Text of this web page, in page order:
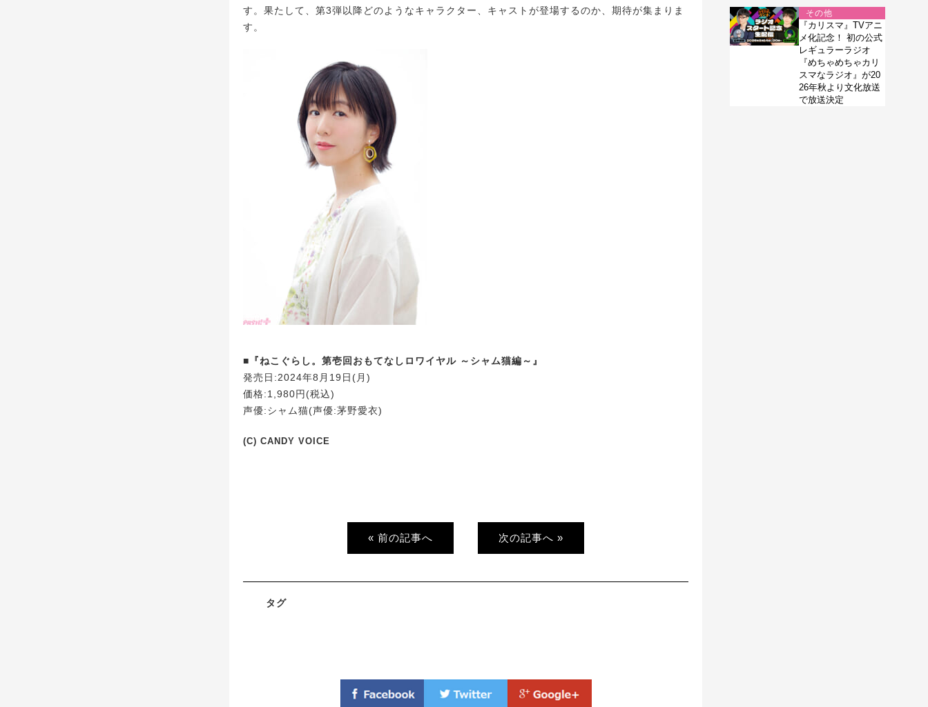
す。果たして、第3弾以降どのようなキャラクター、キャストが登場するのか、期待が集まりま
す。
■『ねこぐらし。第壱回おもてなしロワイヤル ～シャム猫編～』
発売日:2024年8月19日(月)
価格:1,980円(税込)
声優:シャム猫(声優:茅野愛衣)
(C) CANDY VOICE
« 前の記事へ 次の記事へ »
タグ
その他
『カリスマ』TVアニ
メ化記念！ 初の公式
レギュラーラジオ
『めちゃめちゃカリ
スマなラジオ』が20
26年秋より文化放送
で放送決定